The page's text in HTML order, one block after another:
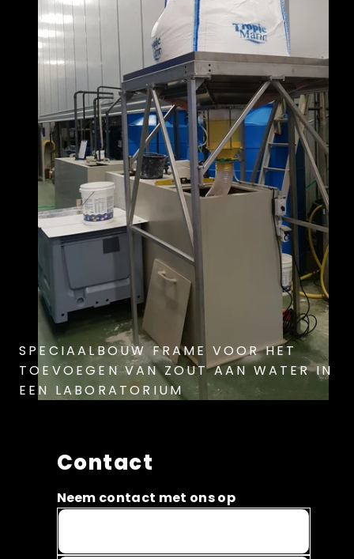
SPECIAALBOUW FRAME VOOR HET
TOEVOEGEN VAN ZOUT AAN WATER IN
EEN LABORATORIUM
Contact
Neem contact met ons op